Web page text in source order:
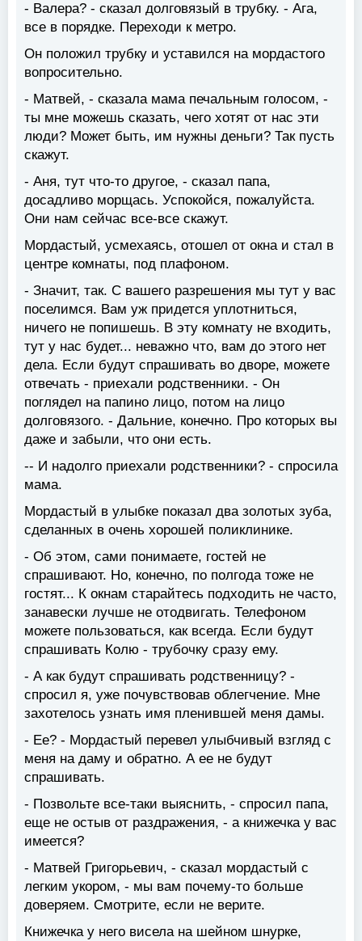
- Валера? - сказал долговязый в трубку. - Ага,
все в порядке. Переходи к метро.
Он положил трубку и уставился на мордастого
вопросительно.
- Матвей, - сказала мама печальным голосом, -
ты мне можешь сказать, чего хотят от нас эти
люди? Может быть, им нужны деньги? Так пусть
скажут.
- Аня, тут что-то другое, - сказал папа,
досадливо морщась. Успокойся, пожалуйста.
Они нам сейчас все-все скажут.
Мордастый, усмехаясь, отошел от окна и стал в
центре комнаты, под плафоном.
- Значит, так. С вашего разрешения мы тут у вас
поселимся. Вам уж придется уплотниться,
ничего не попишешь. В эту комнату не входить,
тут у нас будет... неважно что, вам до этого нет
дела. Если будут спрашивать во дворе, можете
отвечать - приехали родственники. - Он
поглядел на папино лицо, потом на лицо
долговязого. - Дальние, конечно. Про которых вы
даже и забыли, что они есть.
-- И надолго приехали родственники? - спросила
мама.
Мордастый в улыбке показал два золотых зуба,
сделанных в очень хорошей поликлинике.
- Об этом, сами понимаете, гостей не
спрашивают. Но, конечно, по полгода тоже не
гостят... К окнам старайтесь подходить не часто,
занавески лучше не отодвигать. Телефоном
можете пользоваться, как всегда. Если будут
спрашивать Колю - трубочку сразу ему.
- А как будут спрашивать родственницу? -
спросил я, уже почувствовав облегчение. Мне
захотелось узнать имя пленившей меня дамы.
- Ее? - Мордастый перевел улыбчивый взгляд с
меня на даму и обратно. А ее не будут
спрашивать.
- Позвольте все-таки выяснить, - спросил папа,
еще не остыв от раздражения, - а книжечка у вас
имеется?
- Матвей Григорьевич, - сказал мордастый с
легким укором, - мы вам почему-то больше
доверяем. Смотрите, если не верите.
Книжечка у него висела на шейном шнурке,